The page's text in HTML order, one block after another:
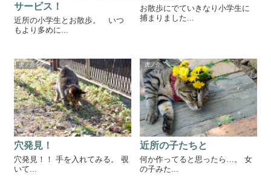
サービス！
近所の小学生とお散歩。 いつ
もより多めに...
お散歩にでていきなり小学生に
捕まりました...
虎ノ介
穴発見！
穴発見！！ 手を入れてみる。 覗
いて...
虎ノ介
近所の子たちと
何か作ってると思ったら…。 女
の子みた...